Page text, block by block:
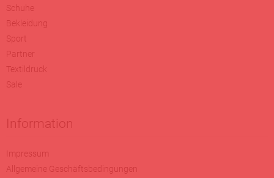
Schuhe
Bekleidung
Sport
Partner
Textildruck
Sale
Information
Impressum
Allgemeine Geschäftsbedingungen